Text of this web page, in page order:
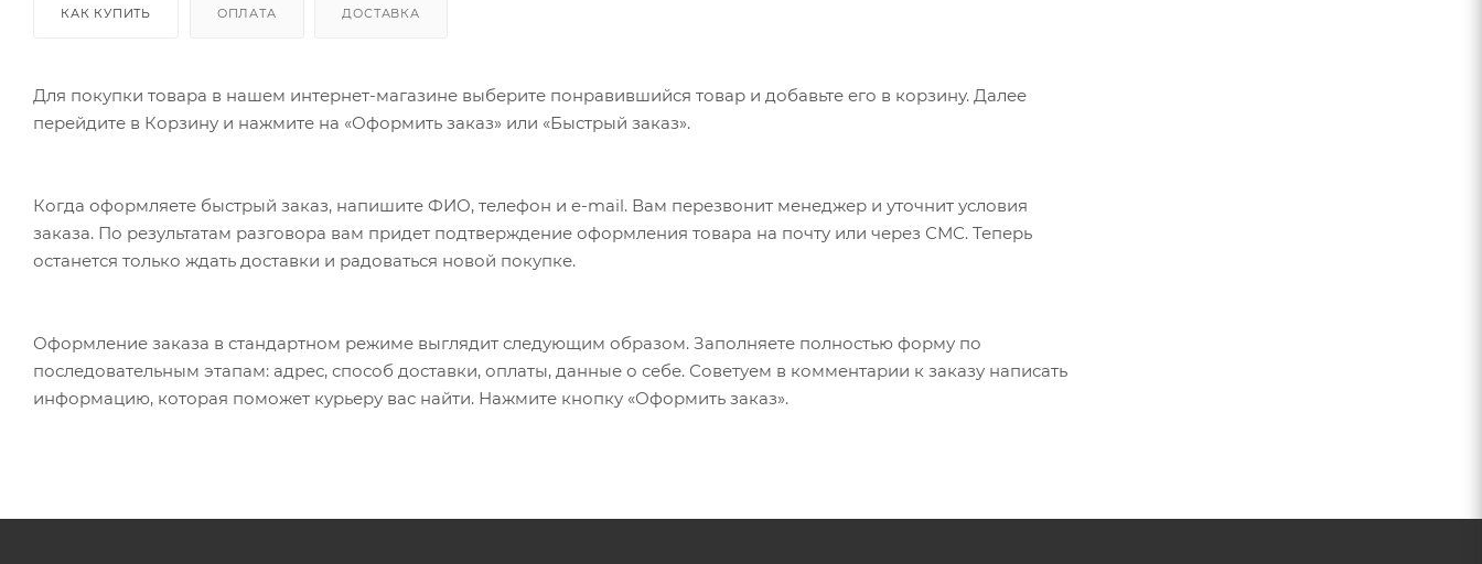
КАК КУПИТЬ ОПЛАТА ДОСТАВКА
Для покупки товара в нашем интернет-магазине выберите понравившийся товар и добавьте его в корзину. Далее
перейдите в Корзину и нажмите на «Оформить заказ» или «Быстрый заказ».
Когда оформляете быстрый заказ, напишите ФИО, телефон и e-mail. Вам перезвонит менеджер и уточнит условия
заказа. По результатам разговора вам придет подтверждение оформления товара на почту или через СМС. Теперь
останется только ждать доставки и радоваться новой покупке.
Оформление заказа в стандартном режиме выглядит следующим образом. Заполняете полностью форму по
последовательным этапам: адрес, способ доставки, оплаты, данные о себе. Советуем в комментарии к заказу написать
информацию, которая поможет курьеру вас найти. Нажмите кнопку «Оформить заказ».